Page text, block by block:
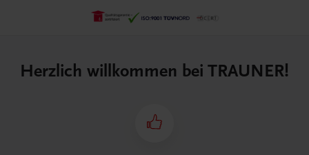
Herzlich willkommen bei TRAUNER!